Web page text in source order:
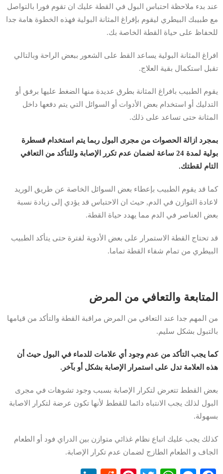
عند بدء ملاحظة احتباس البول في القطة عليك ان تقوم فورا بالتواصل
مع طبيبك البيطري ليقوم بإفراغ المثانة البولية فهذه الخطوة هامة جدا
للحفاظ على حياة القطة الخاصة بك.
افراغ المثانة البولية يساعد القط على الشعور ببعض الراحة وبالتالي
تقبل استكمال بقية العلاج.
يقوم الطبيب بافراغ المثانة بطرق عديدة منها الضغط عليها برفق أو
التدليك أو استخدام بعض الأدوات أو السوائل التي يتم دفعها داخل
المثانة حتى تساعد على ذلك.
بمجرد ازالة الحصوات من مجرى البول ربما يتم استخدام قسطرة
بولية لمدة 24 ساعة لضمان عدم تكرر الإصابة وللتأكد من التعافي
التام لقطتك.
كما قد يقوم الطبيب بإعطاء بعض السوائل الخاصة عن طريق الوريد
لاعادة التوازن في الدم, حيث ان الاحتباس قد يؤدي إلى زيادة نسبة
بعض العناصر في الدم مما يهدد حياة القطة.
قد تحتاج القطة الاستمرار على بعض الأدوية لفترة حتى يتأكد الطبيب
البيطري من تمام شفاء القطة تماما.
المتابعة والتعافي من المرض
من المهم جدا عند التعافي من المرض مراقبة القطة والتأكد من قيامها
بالتبول بشكل سليم.
كما يجب التأكد من عدم وجود أي علامات للدماء في البول حيث أن
هذه العلامة تدل على استمرار الإصابة بشكل أو بآخر.
بعض القطط تتعرض لتكرار الإصابة بسبب وجود تشوهات في مجرى
البول لذلك يجب الانتباه دائما للقطط لأنها تكون عرضة لتكرار الاصابة
بسهولة.
كذلك يجب عليك اتباع نظام غذائي متوازن بين الدراي فود أو الطعام
الجاف و الطعام الطازج لضمان عدم تكرار الإصابة.